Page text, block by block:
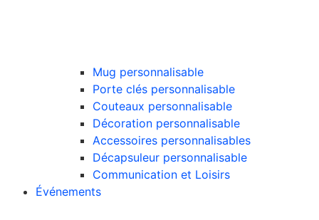
Mug personnalisable
Porte clés personnalisable
Couteaux personnalisable
Décoration personnalisable
Accessoires personnalisables
Décapsuleur personnalisable
Communication et Loisirs
Événements